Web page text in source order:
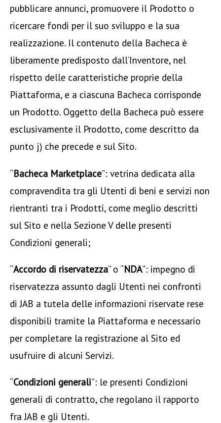
pubblicare annunci, promuovere il Prodotto o
ricercare fondi per il suo sviluppo e la sua
realizzazione. Il contenuto della Bacheca è
liberamente predisposto dall’Inventore, nel
rispetto delle caratteristiche proprie della
Piattaforma, e a ciascuna Bacheca corrisponde
un Prodotto. Oggetto della Bacheca può essere
esclusivamente il Prodotto, come descritto da
punto j) che precede e sul Sito.
“Bacheca Marketplace”: vetrina dedicata alla
compravendita tra gli Utenti di beni e servizi non
rientranti tra i Prodotti, come meglio descritti
sul Sito e nella Sezione V delle presenti
Condizioni generali;
“Accordo di riservatezza” o “NDA”: impegno di
riservatezza assunto dagli Utenti nei confronti
di JAB a tutela delle informazioni riservate rese
disponibili tramite la Piattaforma e necessario
per completare la registrazione al Sito ed
usufruire di alcuni Servizi.
“Condizioni generali”: le presenti Condizioni
generali di contratto, che regolano il rapporto
fra JAB e gli Utenti.